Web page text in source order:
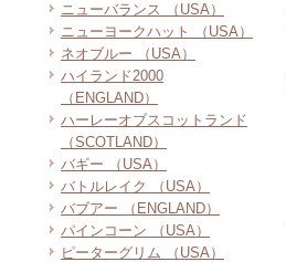
ニューバランス （USA）
ニューヨークハット （USA）
ネオブルー （USA）
ハイランド2000
（ENGLAND）
ハーレーオブスコットランド
（SCOTLAND）
バギー （USA）
バトルレイク （USA）
バブアー （ENGLAND）
パインコーン （USA）
ピーターグリム （USA）